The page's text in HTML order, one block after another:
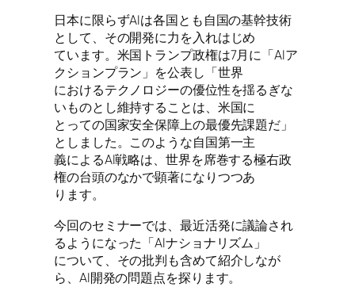
日本に限らずAIは各国とも自国の基幹技術
として、その開発に力を入れはじめ
ています。米国トランプ政権は7月に「AIア
クションプラン」を公表し「世界
におけるテクノロジーの優位性を揺るぎな
いものとし維持することは、米国に
とっての国家安全保障上の最優先課題だ」
としました。このような自国第一主
義によるAI戦略は、世界を席巻する極右政
権の台頭のなかで顕著になりつつあ
ります。
今回のセミナーでは、最近活発に議論され
るようになった「AIナショナリズム」
について、その批判も含めて紹介しなが
ら、AI開発の問題点を探ります。